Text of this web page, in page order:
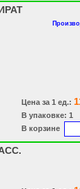
Цена за 1 ед.:
В упаковке: 1
В корзине